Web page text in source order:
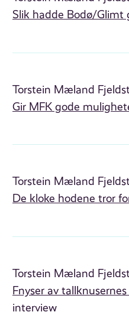
Slik hadde Bodø/Glimt
Torstein Mæland
Gir MFK gode
Torstein Mæland
De kloke hodene tror
Torstein Mæland
Fnyser av
interview